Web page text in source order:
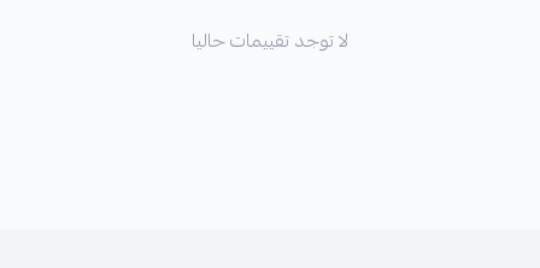
لا توجد تقييمات حاليا